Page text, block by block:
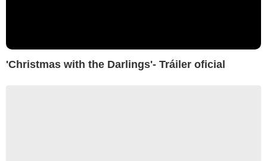
'Christmas with the Darlings'- Tráiler oficial